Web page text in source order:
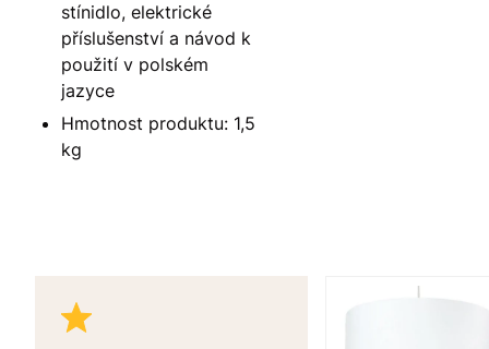
stínidlo, elektrické
příslušenství a návod k
použití v polském
jazyce
Hmotnost produktu: 1,5
kg